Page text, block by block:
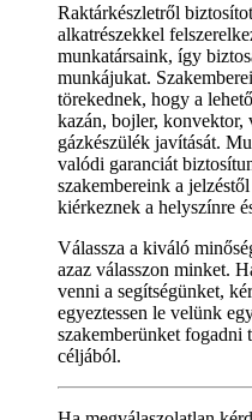
Raktárkészletről
alkatrészekkel
munkatársaink, így
munkájukat.
törekednek, hogy a
kazán, bojler, konvektor,
gázkészülék javítását.
valódi garanciát
szakembereink a
kiérkeznek a helyszínre
Válassza a kiváló
azaz válasszon minket.
venni a segítségünket,
egyeztessen le velünk
szakemberünket fogadni
céljából.